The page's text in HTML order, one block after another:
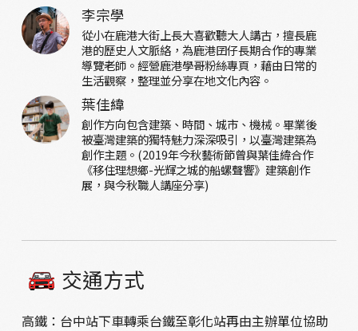
李宗學
從小在鹿港大街上長大喜歡聽大人講古，擅長鹿
港的歷史人文脈絡，為鹿港囝仔長期合作的專業
導覽老師。經營鹿港學哥粉絲專頁，藉由日常的
生活觀察，整理並分享在地文化內容。
葉佳緯
創作方向包含建築、時間、城市、機械。畢業後
被臺灣建築的獨特魅力深深吸引，以臺灣建築為
創作主題。(2019年今秋藝術節曾與葉佳緯合作
《移住理想鄉-光輝之城的船螺聲響》建築創作
展，與今秋職人講座分享)
交通方式
高鐵：台中站下車轉乘台鐵至彰化站再由主辦單位協助